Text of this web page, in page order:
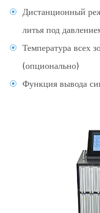
Дистанционный
литья под
Температура всех
(опционально)
Функция вывода